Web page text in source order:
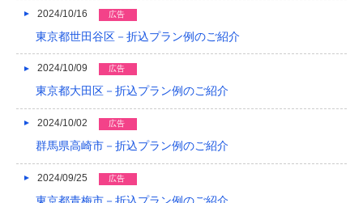
2024/10/16 広告
東京都世田谷区－折込プラン例のご紹介
2024/10/09 広告
東京都大田区－折込プラン例のご紹介
2024/10/02 広告
群馬県高崎市－折込プラン例のご紹介
2024/09/25 広告